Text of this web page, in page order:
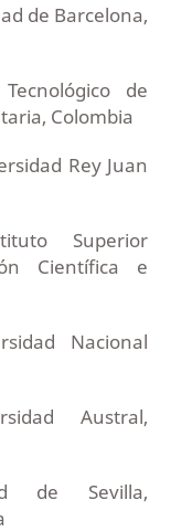
de Barcelona,
de
Colombia
Rey Juan
Superior
Científica e
Nacional
Austral,
de Sevilla,